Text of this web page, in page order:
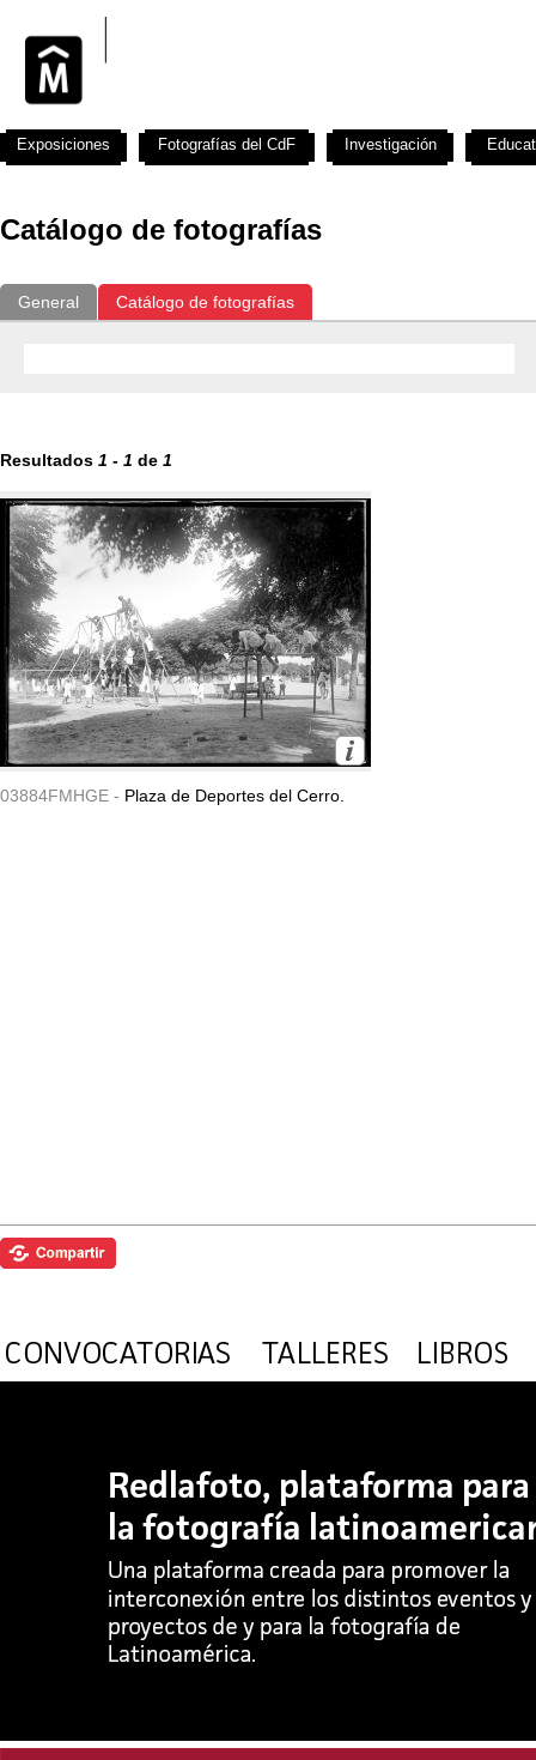
Catálogo de fotografías
General Catálogo de fotografías
Resultados 1 - 1 de 1
03884FMHGE - Plaza de Deportes del Cerro.
Exposiciones Fotografías del CdF Investigación